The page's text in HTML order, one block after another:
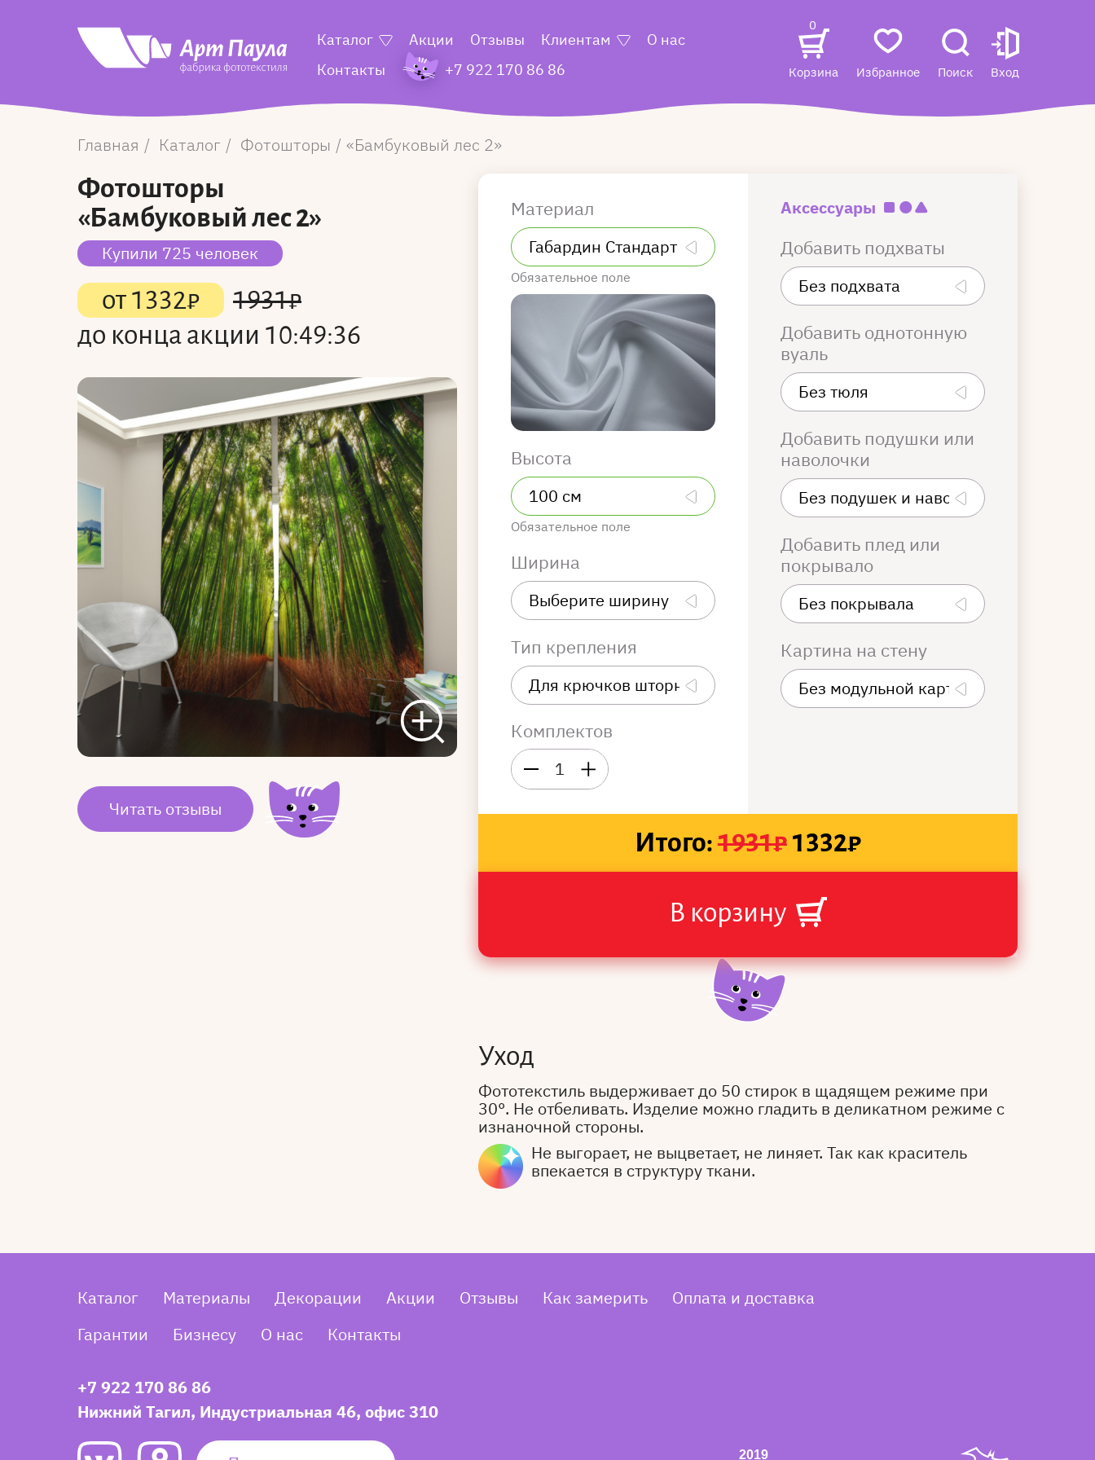
Каталог Акции Отзывы Клиентам
О нас
Контакты
+7 922 170 86 86
0
Корзина Избранное Поиск Вход
Главная Каталог Фотошторы Бамбуковый лес 2
Фотошторы
«Бамбуковый лес 2»
Купили 725 человек
от1332₽ 1931₽
до конца акции 10:49:36
Читать отзывы
Материал
Обязательное поле
Высота
Обязательное поле
Ширина
Тип крепления
Комплектов
1
Аксессуары
Добавить подхваты
Добавить однотонную
вуаль
Добавить подушки или
наволочки
Добавить плед или
покрывало
Картина на стену
Итого:1931₽1332₽
В корзину
Уход
Фототекстиль выдерживает до 50 стирок в щадящем режиме при
30°. Не отбеливать. Изделие можно гладить в деликатном режиме с
изнаночной стороны.
Не выгорает, не выцветает, не линяет. Так как краситель
впекается в структуру ткани.
Каталог Материалы Декорации Акции Отзывы Как замерить
Оплата и доставка
Гарантии
Бизнесу О нас Контакты
+7 922 170 86 86
Нижний Тагил, Индустриальная 46, офис 310